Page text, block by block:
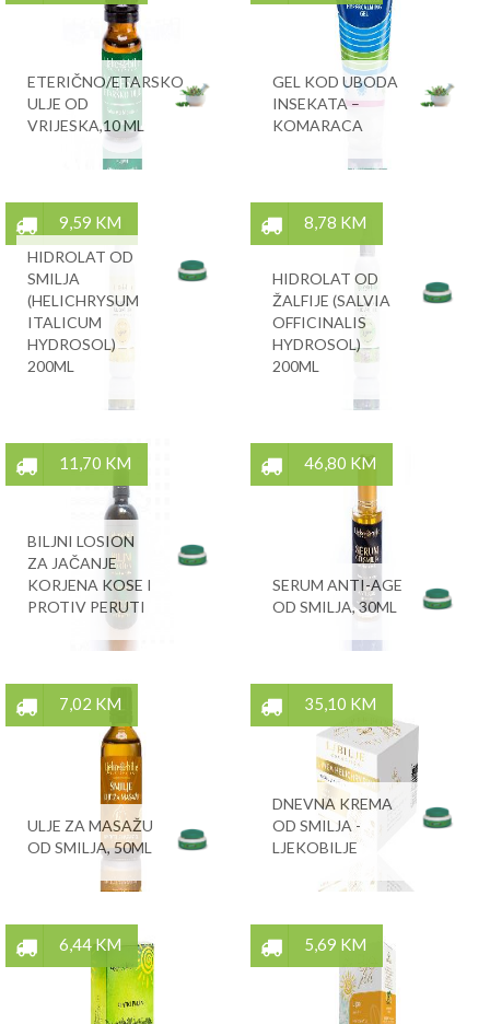
ETERIČNO/ETARSKO
ULJE OD
VRIJESKA,10 ML
GEL KOD UBODA
INSEKATA –
KOMARACA
9,59 KM
HIDROLAT OD
SMILJA
(HELICHRYSUM
ITALICUM
HYDROSOL)
200ML
8,78 KM
HIDROLAT OD
ŽALFIJE (SALVIA
OFFICINALIS
HYDROSOL)
200ML
11,70 KM
BILJNI LOSION
ZA JAČANJE
KORJENA KOSE I
PROTIV PERUTI
46,80 KM
SERUM ANTI-AGE
OD SMILJA, 30ML
7,02 KM
ULJE ZA MASAŽU
OD SMILJA, 50ML
35,10 KM
DNEVNA KREMA
OD SMILJA -
LJEKOBILJE
6,44 KM 5,69 KM